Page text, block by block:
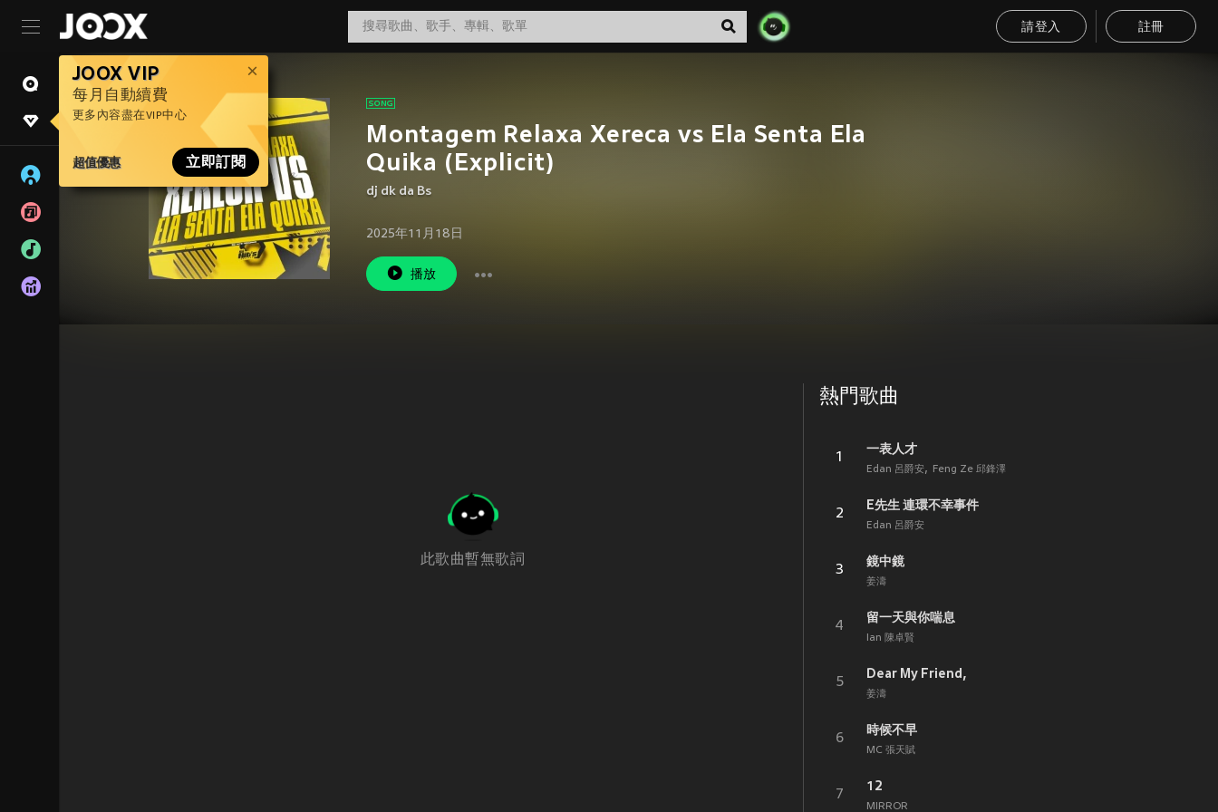
請登入 註冊
JOOX VIP
每月自動續費
更多內容盡在VIP中心
超值優惠 立即訂閱
Montagem Relaxa Xereca vs Ela Senta Ela
Quika (Explicit)
dj dk da Bs
2025年11月18日
播放
此歌曲暫無歌詞
熱門歌曲
1
一表人才
Edan 呂爵安 Feng Ze 邱鋒澤
2
E先生 連環不幸事件
Edan 呂爵安
3
鏡中鏡
姜濤
4
留一天與你喘息
Ian 陳卓賢
5
Dear My Friend,
姜濤
6
時候不早
MC 張天賦
7
12
MIRROR